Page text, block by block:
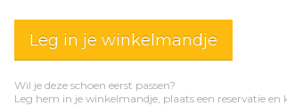
Leg in je winkelmandje
Wil je deze schoen eerst passen?
Leg hem in je winkelmandje, plaats een reservatie